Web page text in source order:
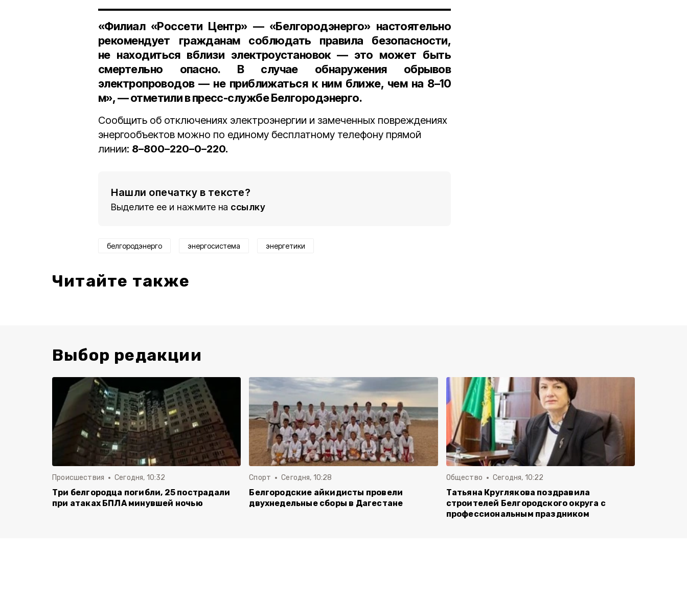
«Филиал «Россети Центр» — «Белгородэнерго» настоятельно
рекомендует гражданам соблюдать правила безопасности,
не находиться вблизи электроустановок — это может быть
смертельно опасно. В случае обнаружения обрывов
электропроводов — не приближаться к ним ближе, чем на 8–10
м», — отметили в пресс-службе Белгородэнерго.
Сообщить об отключениях электроэнергии и замеченных повреждениях
энергообъектов можно по единому бесплатному телефону прямой
линии: 8–800–220–0–220.
Нашли опечатку в тексте?
Выделите ее и нажмите на ссылку
белгородэнерго энергосистема энергетики
Читайте также
Выбор редакции
Происшествия Сегодня, 10:32
Три белгородца погибли, 25 пострадали
при атаках БПЛА минувшей ночью
Спорт Сегодня, 10:28
Белгородские айкидисты провели
двухнедельные сборы в Дагестане
Общество Сегодня, 10:22
Татьяна Круглякова поздравила
строителей Белгородского округа с
профессиональным праздником